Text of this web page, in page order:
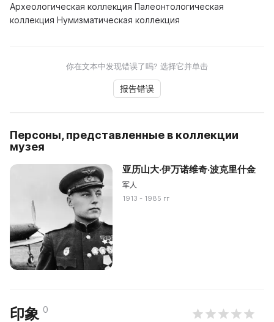
Археологическая коллекция Палеонтологическая
коллекция Нумизматическая коллекция
你在文本中发现错误了吗? 选择它并单击
报告错误
Персоны, представленные в коллекции
музея
亚历山大·伊万诺维奇·波克里什金
军人
1913 - 1985 гг
印象 0